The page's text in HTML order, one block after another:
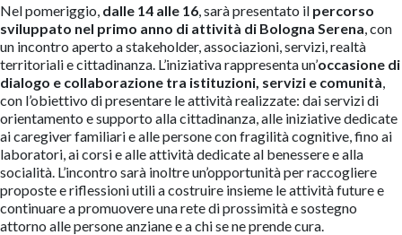
Nel pomeriggio, dalle 14 alle 16, sarà presentato il percorso
sviluppato nel primo anno di attività di Bologna Serena, con
un incontro aperto a stakeholder, associazioni, servizi, realtà
territoriali e cittadinanza. L’iniziativa rappresenta un’occasione di
dialogo e collaborazione tra istituzioni, servizi e comunità,
con l’obiettivo di presentare le attività realizzate: dai servizi di
orientamento e supporto alla cittadinanza, alle iniziative dedicate
ai caregiver familiari e alle persone con fragilità cognitive, fino ai
laboratori, ai corsi e alle attività dedicate al benessere e alla
socialità. L’incontro sarà inoltre un’opportunità per raccogliere
proposte e riflessioni utili a costruire insieme le attività future e
continuare a promuovere una rete di prossimità e sostegno
attorno alle persone anziane e a chi se ne prende cura.